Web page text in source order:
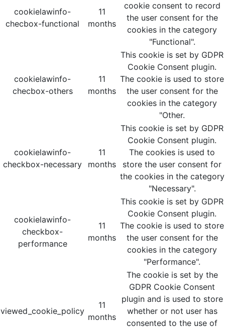
cookielawinfo-
checbox-functional
11
months
cookie consent to record
the user consent for the
cookies in the category
"Functional".
cookielawinfo-
checbox-others
11
months
This cookie is set by GDPR
Cookie Consent plugin.
The cookie is used to store
the user consent for the
cookies in the category
"Other.
cookielawinfo-
checkbox-necessary
11
months
This cookie is set by GDPR
Cookie Consent plugin.
The cookies is used to
store the user consent for
the cookies in the category
"Necessary".
cookielawinfo-
checkbox-
performance
11
months
This cookie is set by GDPR
Cookie Consent plugin.
The cookie is used to store
the user consent for the
cookies in the category
"Performance".
viewed_cookie_policy
11
months
The cookie is set by the
GDPR Cookie Consent
plugin and is used to store
whether or not user has
consented to the use of